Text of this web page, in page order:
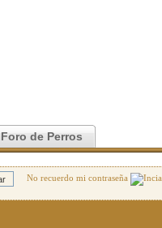
Foro de Perros
No recuerdo mi contraseña